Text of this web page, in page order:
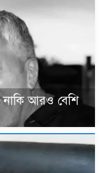
নাকি আরও বেশি